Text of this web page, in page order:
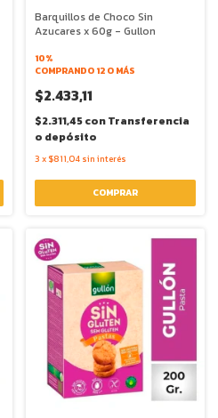
Barquillos de Choco Sin
Azucares x 60g - Gullon
10%
COMPRANDO 12 O MÁS
$2.433,11
$2.311,45conTransferencia
o depósito
3 x $811,04 sin interés